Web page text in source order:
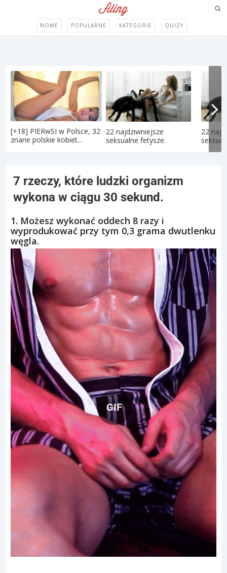
NOWE POPULARNE KATEGORIE QUIZY
[+18] PIERwSI w Polsce, 32
znane polskie kobiet...
22 najdziwniejsze
seksualne fetysze.
22
7 rzeczy, które ludzki organizm
wykona w ciągu 30 sekund.
1. Możesz wykonać oddech 8 razy i
wyprodukować przy tym 0,3 grama dwutlenku
węgla.
GIF